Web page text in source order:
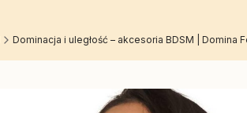
Dominacja i uległość – akcesoria BDSM | Domina